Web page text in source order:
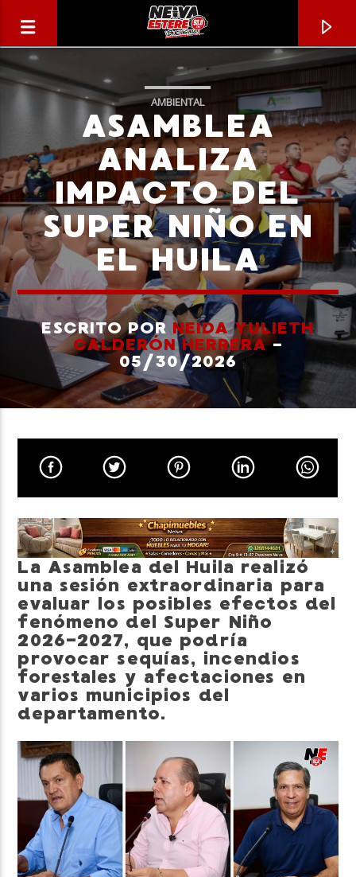
CANCIÓN ACTUAL
TÍTULO
ARTISTA
Neiva Estereo
AMBIENTAL
ASAMBLEA
ANALIZA
IMPACTO DEL
SUPER NIÑO EN
EL HUILA
ESCRITO POR NEIDA YULIETH
CALDERÓN HERRERA-
05/30/2026
La Asamblea del Huila realizó
una sesión extraordinaria para
evaluar los posibles efectos del
fenómeno del Super Niño
2026-2027, que podría
provocar sequías, incendios
forestales y afectaciones en
varios municipios del
departamento.